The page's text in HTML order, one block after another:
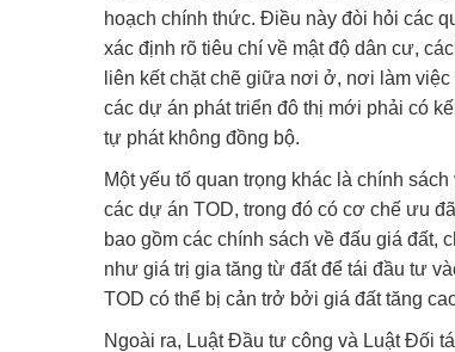
hoạch chính thức. Điều này đòi hỏi các
xác định rõ tiêu chí về mật độ dân cư,
liên kết chặt chẽ giữa nơi ở, nơi làm
các dự án phát triển đô thị mới phải có
tự phát không đồng bộ.
Một yếu tố quan trọng khác là chính
các dự án TOD, trong đó có cơ chế ưu
bao gồm các chính sách về đấu giá đất,
như giá trị gia tăng từ đất để tái đầu tư
TOD có thể bị cản trở bởi giá đất tăng
Ngoài ra, Luật Đầu tư công và Luật Đối